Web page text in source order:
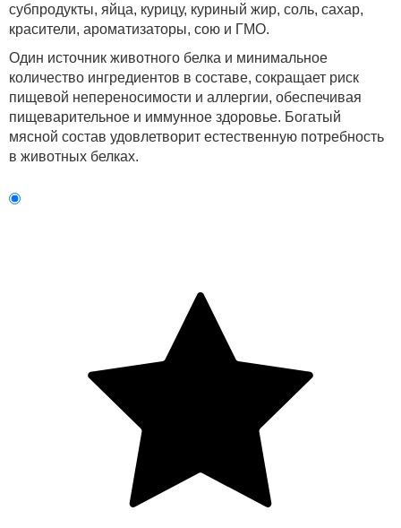
субпродукты, яйца, курицу, куриный жир, соль, сахар,
красители, ароматизаторы, сою и ГМО.
Один источник животного белка и минимальное
количество ингредиентов в составе, сокращает риск
пищевой непереносимости и аллергии, обеспечивая
пищеварительное и иммунное здоровье. Богатый
мясной состав удовлетворит естественную потребность
в животных белках.